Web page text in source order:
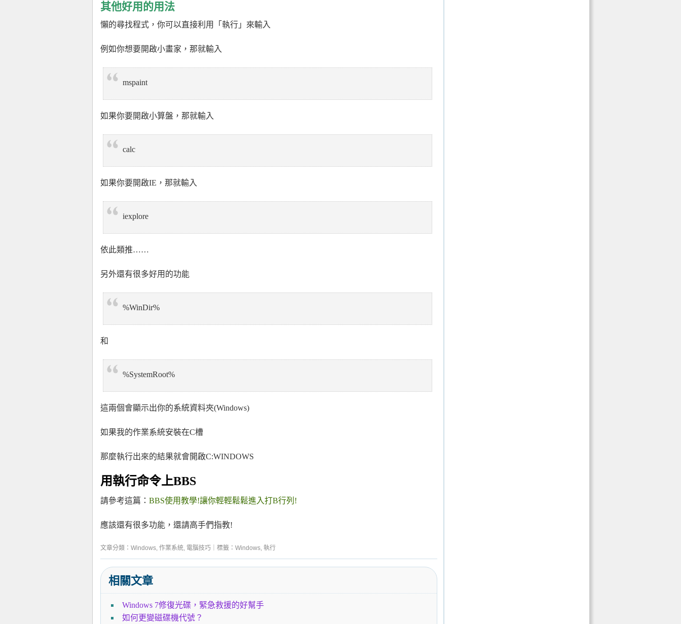
其他好用的用法
懶的尋找程式，你可以直接利用「執行」來輸入
例如你想要開啟小畫家，那就輸入
mspaint
如果你要開啟小算盤，那就輸入
calc
如果你要開啟IE，那就輸入
iexplore
依此類推……
另外還有很多好用的功能
%WinDir%
和
%SystemRoot%
這兩個會顯示出你的系統資料夾(Windows)
如果我的作業系統安裝在C槽
那麼執行出來的結果就會開啟C:WINDOWS
用執行命令上BBS
請參考這篇： BBS使用教學!讓你輕輕鬆鬆進入打B行列!
應該還有很多功能，還請高手們指教!
文章分類： Windows, 作業系統, 電腦技巧 ｜標籤： Windows, 執行
相關文章
Windows 7修復光碟，緊急救援的好幫手
如何更變磁碟機代號？